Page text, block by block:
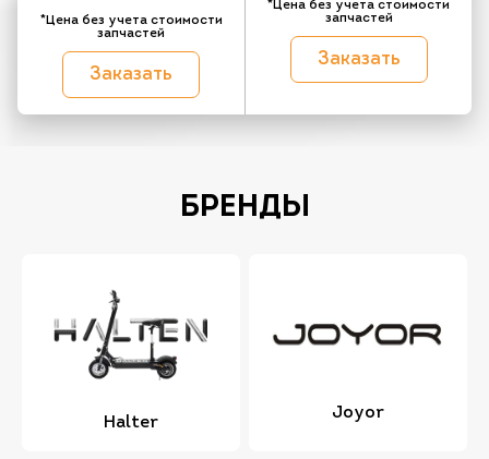
*Цена без учета стоимости
запчастей
Заказать
*Цена без учета стоимости
запчастей
Заказать
БРЕНДЫ
Halter
Joyor